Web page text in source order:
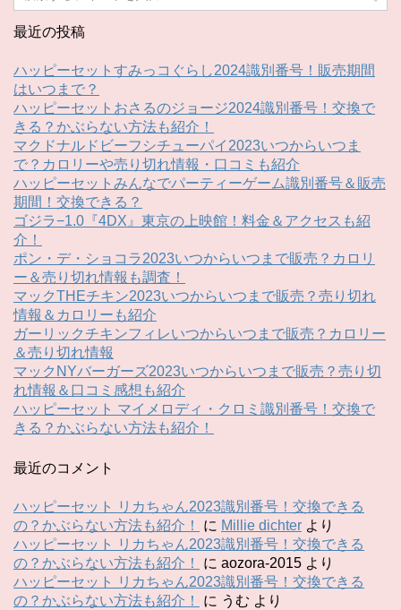
最近の投稿
ハッピーセットすみっコぐらし2024識別番号！販売期間
はいつまで？
ハッピーセットおさるのジョージ2024識別番号！交換で
きる？かぶらない方法も紹介！
マクドナルドビーフシチューパイ2023いつからいつま
で？カロリーや売り切れ情報・口コミも紹介
ハッピーセットみんなでパーティーゲーム識別番号＆販売
期間！交換できる？
ゴジラ−1.0『4DX』東京の上映館！料金＆アクセスも紹
介！
ポン・デ・ショコラ2023いつからいつまで販売？カロリ
ー＆売り切れ情報も調査！
マックTHEチキン2023いつからいつまで販売？売り切れ
情報＆カロリーも紹介
ガーリックチキンフィレいつからいつまで販売？カロリー
＆売り切れ情報
マックNYバーガーズ2023いつからいつまで販売？売り切
れ情報＆口コミ感想も紹介
ハッピーセット マイメロディ・クロミ識別番号！交換で
きる？かぶらない方法も紹介！
最近のコメント
ハッピーセット リカちゃん2023識別番号！交換できる
の？かぶらない方法も紹介！
に Millie dichter より
ハッピーセット リカちゃん2023識別番号！交換できる
の？かぶらない方法も紹介！
に aozora-2015 より
ハッピーセット リカちゃん2023識別番号！交換できる
の？かぶらない方法も紹介！
に うむ より